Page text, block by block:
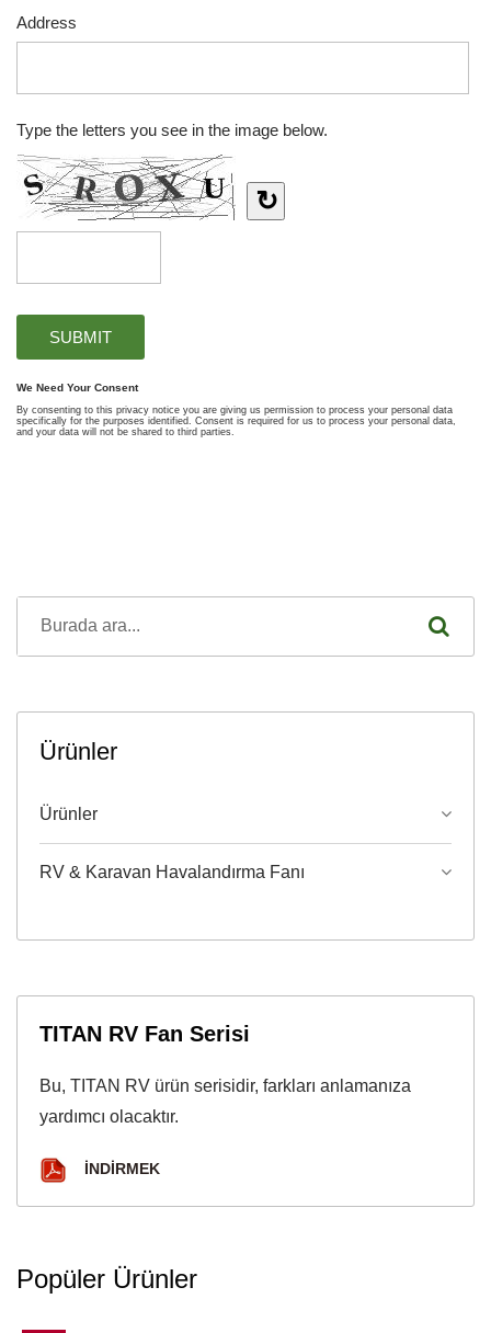
Ürünler
Ürünler
RV & Karavan Havalandırma Fanı
TITAN RV Fan Serisi
Bu, TITAN RV ürün serisidir, farkları anlamanıza
yardımcı olacaktır.
İNDIRMEK
Popüler Ürünler